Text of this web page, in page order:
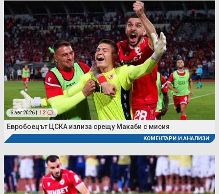
6 авг 2026 | 12
Евробоецът ЦСКА излиза срещу Макаби с мисия
КОМЕНТАРИ И АНАЛИЗИ